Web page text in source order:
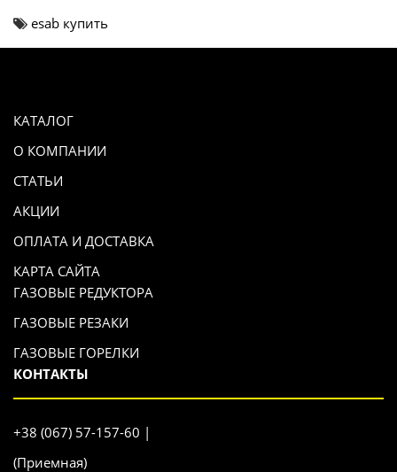
esab купить
КАТАЛОГ
О КОМПАНИИ
СТАТЬИ
АКЦИИ
ОПЛАТА И ДОСТАВКА
КАРТА САЙТА
ГАЗОВЫЕ РЕДУКТОРА
ГАЗОВЫЕ РЕЗАКИ
ГАЗОВЫЕ ГОРЕЛКИ
КОНТАКТЫ
+38 (067) 57-157-60 |
(Приемная)